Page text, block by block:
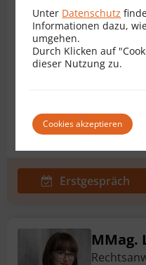
1030
Gesellschaftsvertrag
Erstgespräch
MMag.
Unter Datenschutz
Informationen dazu,
umgehen.
Durch Klicken auf
dieser Nutzung zu.
Cookies akzeptieren